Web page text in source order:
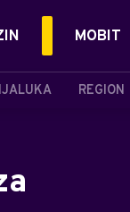
REGION
MOBIT